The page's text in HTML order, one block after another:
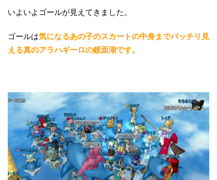
いよいよゴールが見えてきました。
ゴールは気になるあの子のスカートの中身までバッチリ見
える真のアラハギーロの鏡面湖です。